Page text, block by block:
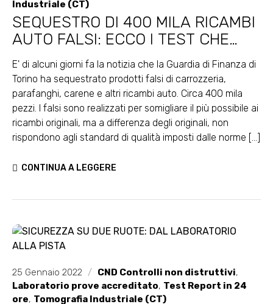
Industriale (CT)
SEQUESTRO DI 400 MILA RICAMBI
AUTO FALSI: ECCO I TEST CHE
NON HANNO SUPERATO
E' di alcuni giorni fa la notizia che la Guardia di Finanza di
Torino ha sequestrato prodotti falsi di carrozzeria,
parafanghi, carene e altri ricambi auto. Circa 400 mila
pezzi. I falsi sono realizzati per somigliare il più possibile ai
ricambi originali, ma a differenza degli originali, non
rispondono agli standard di qualità imposti dalle norme [...]
CONTINUA A LEGGERE
25 Gennaio 2022 / CND Controlli non distruttivi,
Laboratorio prove accreditato, Test Report in 24
ore, Tomografia Industriale (CT)